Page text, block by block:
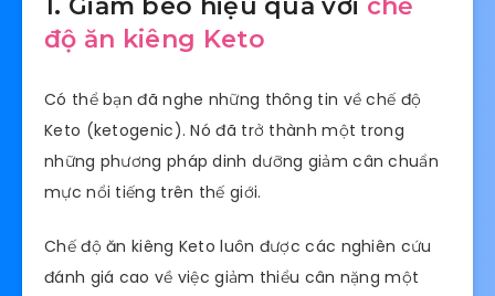
độ ăn kiêng Keto
Có thể bạn đã nghe những thông tin về chế độ
Keto (ketogenic). Nó đã trở thành một trong
những phương pháp dinh dưỡng giảm cân chuẩn
mực nổi tiếng trên thế giới.
Chế độ ăn kiêng Keto luôn được các nghiên cứu
đánh giá cao về việc giảm thiểu cân nặng một